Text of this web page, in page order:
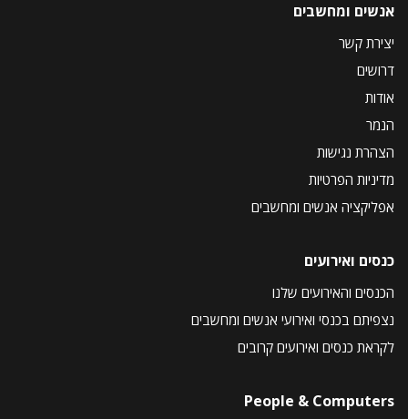
אנשים ומחשבים
יצירת קשר
דרושים
אודות
הנמר
הצהרת נגישות
מדיניות הפרטיות
אפליקציה אנשים ומחשבים
כנסים ואירועים
הכנסים והאירועים שלנו
נצפיתם בכנסי ואירועי אנשים ומחשבים
לקראת כנסים ואירועים קרובים
People & Computers